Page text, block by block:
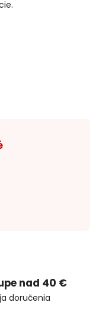
nad 40 €
doručenia